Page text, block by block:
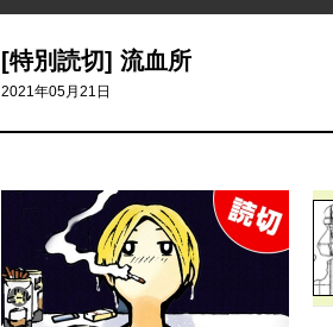
[特別読切] 流血所
2021年05月21日